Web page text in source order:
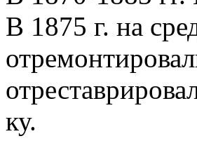
В 1875 г. на
ку.